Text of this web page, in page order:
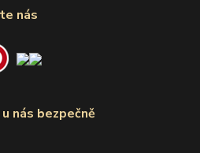
nás
nás bezpečně